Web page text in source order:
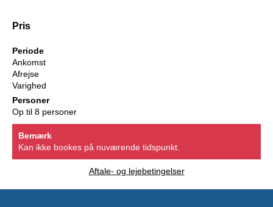
Pris
Periode
Ankomst
Afrejse
Varighed
Personer
Op til 8 personer
Bemærk
Kan ikke bookes på nuværende tidspunkt.
Aftale- og lejebetingelser